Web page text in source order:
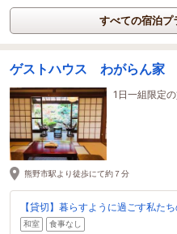
すべての宿泊プ
ゲストハウス わがらん家
1日一組限定の
熊野市駅より徒歩にて約７分
【貸切】暮らすように過ごす私た
和室 食事なし